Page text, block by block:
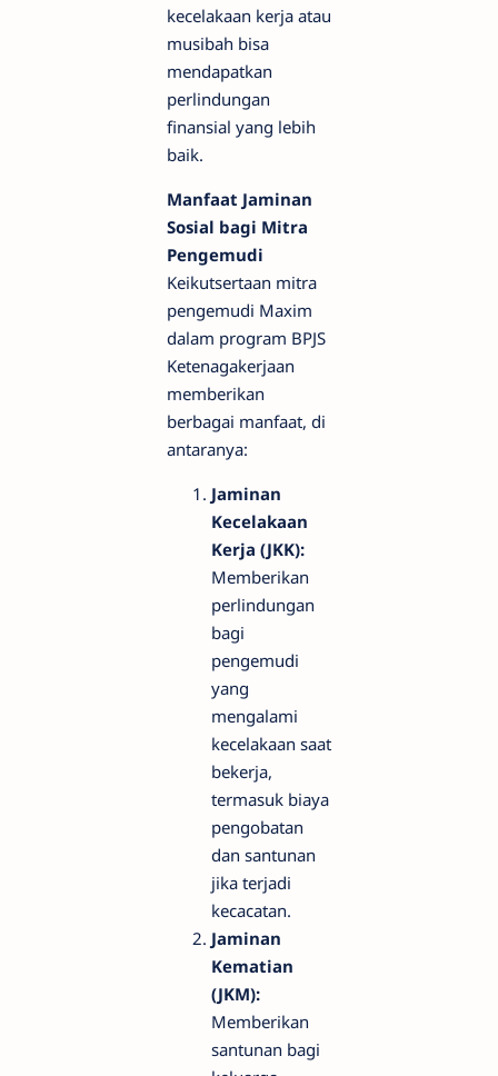
kecelakaan kerja atau
musibah bisa
mendapatkan
perlindungan
finansial yang lebih
baik.
Manfaat Jaminan
Sosial bagi Mitra
Pengemudi
Keikutsertaan mitra
pengemudi Maxim
dalam program BPJS
Ketenagakerjaan
memberikan
berbagai manfaat, di
antaranya:
Jaminan
Kecelakaan
Kerja (JKK):
Memberikan
perlindungan
bagi
pengemudi
yang
mengalami
kecelakaan saat
bekerja,
termasuk biaya
pengobatan
dan santunan
jika terjadi
kecacatan.
Jaminan
Kematian
(JKM):
Memberikan
santunan bagi